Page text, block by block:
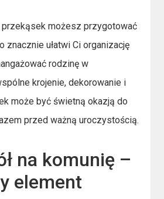
przekąsek możesz przygotować
znacznie ułatwi Ci organizację
rodzinę w
krojenie, dekorowanie i
może być świetną okazją do
przed ważną uroczystością.
na komunię –
element